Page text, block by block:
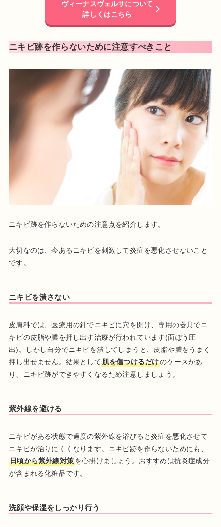
ヴィーナスヴェルサについて
詳しくはこちら
ニキビ跡を作らないために注意すべきこと
ニキビ跡を作らないための注意点を紹介します。
大切なのは、今あるニキビを刺激して炎症を悪化させないこと
です。
ニキビを潰さない
皮膚科では、医療用の針でニキビに穴を開け、専用の器具でニ
キビの皮脂や膿を押し出す治療が行われています(面ぽう圧
出)。しかし自分でニキビを潰してしまうと、皮脂や膿をうまく
押し出せません。結果として肌を傷つけるだけのケースがあ
り、ニキビ跡ができやすくなるため注意しましょう。
紫外線を避ける
ニキビがある状態で過度の紫外線を浴びると炎症を悪化させて
ニキビが治りにくくなります。ニキビ跡を作らないためにも、
日頃から紫外線対策を心掛けましょう。おすすめは抗炎症成分
が含まれる化粧品です。
洗顔や保湿をしっかり行う